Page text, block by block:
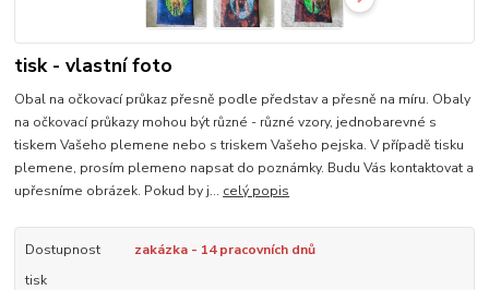
tisk - vlastní foto
Obal na očkovací průkaz přesně podle představ a přesně na míru. Obaly
na očkovací průkazy mohou být různé - různé vzory, jednobarevné s
tiskem Vašeho plemene nebo s triskem Vašeho pejska. V případě tisku
plemene, prosím plemeno napsat do poznámky. Budu Vás kontaktovat a
upřesníme obrázek. Pokud by j... celý popis
Dostupnost
zakázka - 14 pracovních dnů
tisk